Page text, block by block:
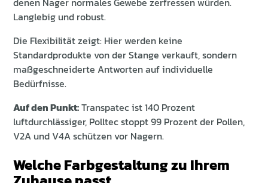
Langlebig und robust.
Die Flexibilität zeigt: Hier werden keine
Standardprodukte von der Stange verkauft, sondern
maßgeschneiderte Antworten auf individuelle
Bedürfnisse.
Auf den Punkt:Transpatec ist 140 Prozent
luftdurchlässiger, Polltec stoppt 99 Prozent der Pollen,
V2A und V4A schützen vor Nagern.
Welche Farbgestaltung zu Ihrem